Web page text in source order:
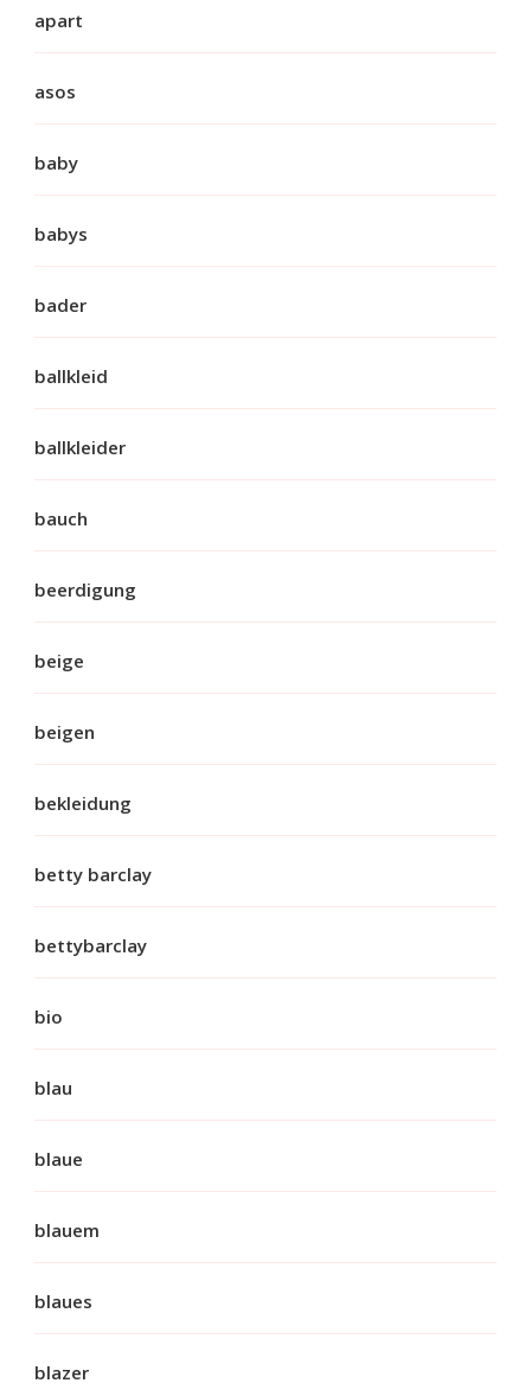
apart
asos
baby
babys
bader
ballkleid
ballkleider
bauch
beerdigung
beige
beigen
bekleidung
betty barclay
bettybarclay
bio
blau
blaue
blauem
blaues
blazer